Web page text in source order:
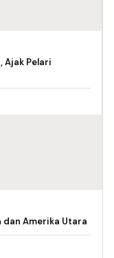
Ajak Pelari
dan Amerika Utara